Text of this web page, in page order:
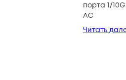
порта 1/
AC
Читать